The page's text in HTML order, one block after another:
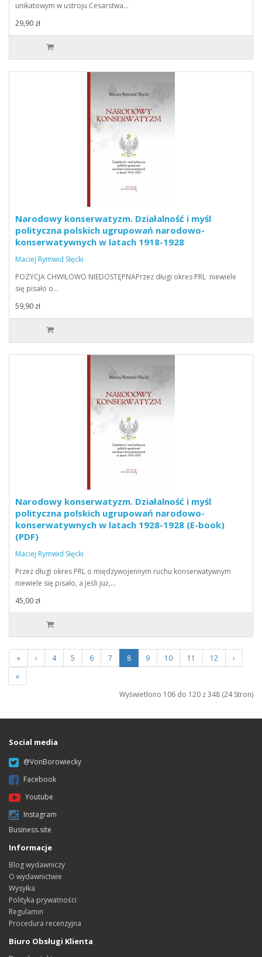
unikatowym w ustroju Cesarstwa…
29,90 zł
Narodowy konserwatyzm. Działalność i myśl
polityczna polskich ugrupowań narodowo-
konserwatywnych w latach 1918-1928
Maciej Rymwid Słęcki
POZYCJA CHWILOWO NIEDOSTĘPNAPrzez długi okres PRL niewiele
się pisało o…
59,90 zł
Narodowy konserwatyzm. Działalność i myśl
polityczna polskich ugrupowań narodowo-
konserwatywnych w latach 1928-1928 (E-book)
(PDF)
Maciej Rymwid Słęcki
Przez długi okres PRL o międzywojennym ruchu konserwatywnym
niewiele się pisało, a jeśli już,…
45,00 zł
« ‹ 4 5 6 7 8 9 10 11 12
›
»
Wyświetlono 106 do 120 z 348 (24 Stron)
Social media
@VonBorowiecky
Facebook
Youtube
Instagram
Business.site
Informacje
Blog wydawniczy
O wydawnictwie
Wysyłka
Polityka prywatności
Regulamin
Procedura recenzyjna
Biuro Obsługi Klienta